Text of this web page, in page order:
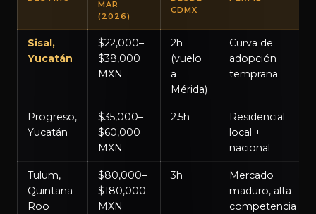
MAR
(2026)
CDMX
Sisal,
Yucatán
$22,000–
$38,000
MXN
2h
(vuelo
a
Mérida)
Curva de
adopción
temprana
Progreso,
Yucatán
$35,000–
$60,000
MXN
2.5h
Residencial
local +
nacional
Tulum,
Quintana
Roo
$80,000–
$180,000
MXN
3h
Mercado
maduro, alta
competencia